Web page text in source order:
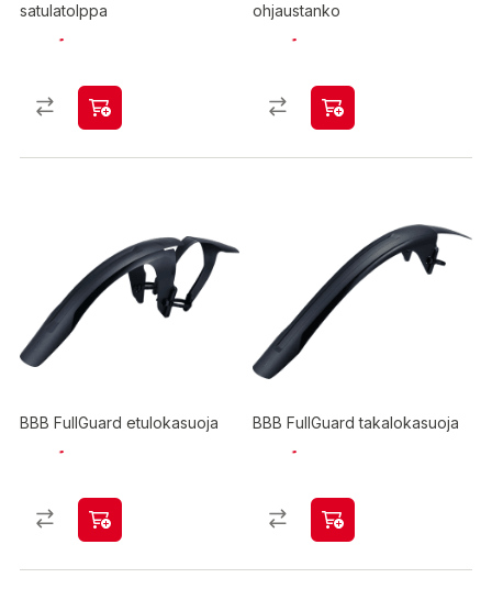
satulatolppa
ohjaustanko
BBB FullGuard etulokasuoja BBB FullGuard takalokasuoja